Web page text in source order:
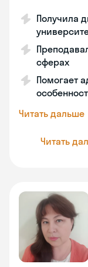
Получила
сферах
Помогает
Читать дальше
Читать